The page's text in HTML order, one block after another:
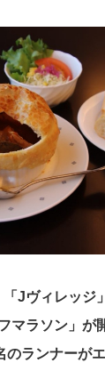
Jヴィレッジ
マラソン」が
のランナーが